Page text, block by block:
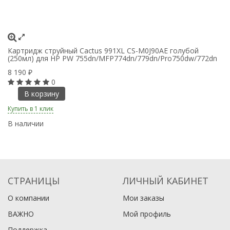
Картридж струйный Cactus 991XL CS-M0J90AE голубой
(250мл) для HP PW 755dn/MFP774dn/779dn/Pro750dw/772dn
8 190 ₽
0
В корзину
Купить в 1 клик
В наличии
СТРАНИЦЫ
О компании
ВАЖНО
ЛИЧНЫЙ КАБИНЕТ
Мои заказы
Мой профиль